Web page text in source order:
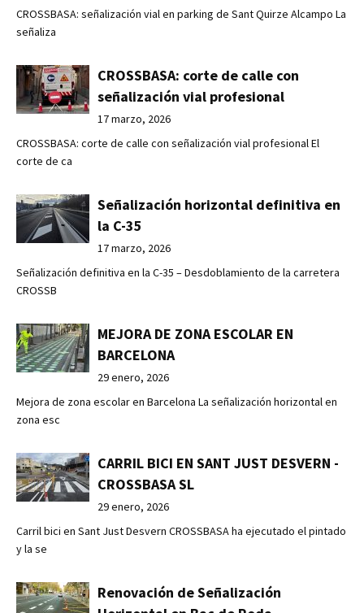
CROSSBASA: señalización vial en parking de Sant Quirze Alcampo La
señaliza
CROSSBASA: corte de calle con
señalización vial profesional
17 marzo, 2026
CROSSBASA: corte de calle con señalización vial profesional El
corte de ca
Señalización horizontal definitiva en
la C-35
17 marzo, 2026
Señalización definitiva en la C-35 – Desdoblamiento de la carretera
CROSSB
MEJORA DE ZONA ESCOLAR EN
BARCELONA
29 enero, 2026
Mejora de zona escolar en Barcelona La señalización horizontal en
zona esc
CARRIL BICI EN SANT JUST DESVERN -
CROSSBASA SL
29 enero, 2026
Carril bici en Sant Just Desvern CROSSBASA ha ejecutado el pintado
y la se
Renovación de Señalización